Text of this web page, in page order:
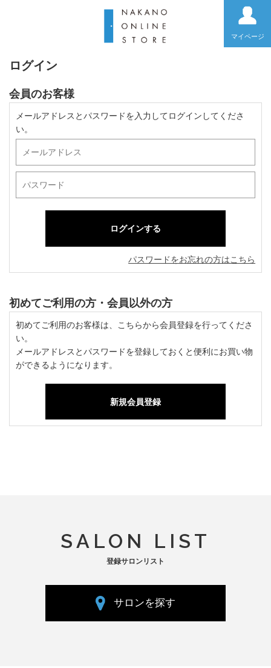
マイページ
ログイン
会員のお客様
メールアドレスとパスワードを入力してログインしてくださ
い。
パスワードをお忘れの方はこちら
初めてご利用の方・会員以外の方
初めてご利用のお客様は、こちらから会員登録を行ってくださ
い。
メールアドレスとパスワードを登録しておくと便利にお買い物
ができるようになります。
SALON LIST
登録サロンリスト
サロンを探す